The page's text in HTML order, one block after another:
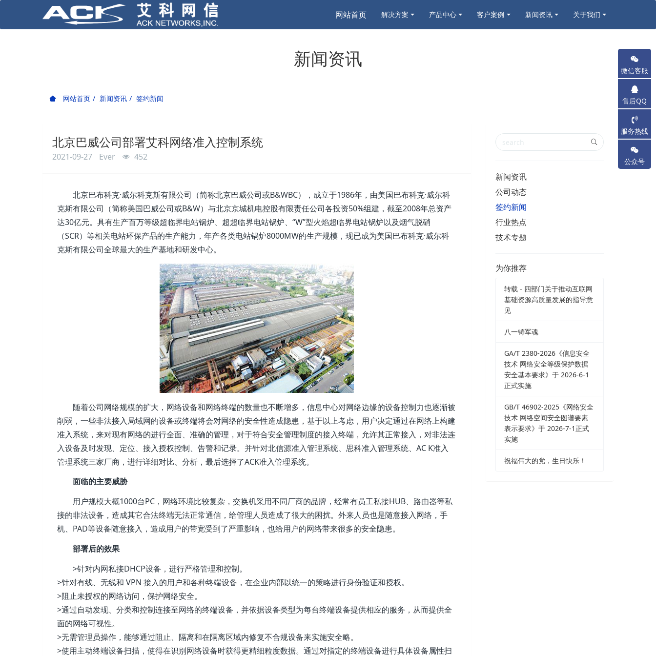
网站首页 解决方案 产品中心 客户案例 新闻资讯 关于我们
新闻资讯
网站首页 新闻资讯 签约新闻
北京巴威公司部署艾科网络准入控制系统
2021-09-27 Ever 452
北京巴布科克·威尔科克斯有限公司（简称北京巴威公司或B&WBC），成立于1986年，由美国巴布科克·威尔科
克斯有限公司（简称美国巴威公司或B&W）与北京京城机电控股有限责任公司各投资50%组建，截至2008年总资产
达30亿元。具有生产百万等级超临界电站锅炉、超超临界电站锅炉、“W”型火焰超临界电站锅炉以及烟气脱硝
（SCR）等相关电站环保产品的生产能力，年产各类电站锅炉8000MW的生产规模，现已成为美国巴布科克·威尔科
克斯有限公司全球最大的生产基地和研发中心。
随着公司网络规模的扩大，网络设备和网络终端的数量也不断增多，信息中心对网络边缘的设备控制力也逐渐被
削弱，一些非法接入局域网的设备或终端将会对网络的安全性造成隐患，基于以上考虑，用户决定通过在网络上构建
准入系统，来对现有网络的进行全面、准确的管理，对于符合安全管理制度的接入终端，允许其正常接入，对非法连
入设备及时发现、定位、接入授权控制、告警和记录。并针对北信源准入管理系统、思科准入管理系统、AC K准入
管理系统三家厂商，进行详细对比、分析，最后选择了ACK准入管理系统。
面临的主要威胁
用户规模大概1000台PC，网络环境比较复杂，交换机采用不同厂商的品牌，经常有员工私接HUB、路由器等私
接的非法设备，造成其它合法终端无法正常通信，给管理人员造成了很大的困扰。外来人员也是随意接入网络，手
机、PAD等设备随意接入，造成用户的带宽受到了严重影响，也给用户的网络带来很多的安全隐患。
部署后的效果
>针对内网私接DHCP设备，进行严格管理和控制。
>针对有线、无线和 VPN 接入的用户和各种终端设备，在企业内部以统一的策略进行身份验证和授权。
>阻止未授权的网络访问，保护网络安全。
>通过自动发现、分类和控制连接至网络的终端设备，并依据设备类型为每台终端设备提供相应的服务，从而提供全
面的网络可视性。
>无需管理员操作，能够通过阻止、隔离和在隔离区域内修复不合规设备来实施安全略。
>使用主动终端设备扫描，使得在识别网络设备时获得更精细粒度数据。通过对指定的终端设备进行具体设备属性扫
新闻资讯
公司动态
签约新闻
行业热点
技术专题
为你推荐
转载 - 四部门关于推动互联网
基础资源高质量发展的指导意
见
八一铸军魂
GA/T 2380-2026《信息安全
技术 网络安全等级保护数据
安全基本要求》于 2026-6-1
正式实施
GB/T 46902-2025《网络安全
技术 网络空间安全图谱要素
表示要求》于 2026-7-1正式
实施
祝福伟大的党，生日快乐！
微信客服
售后QQ
服务热线
公众号